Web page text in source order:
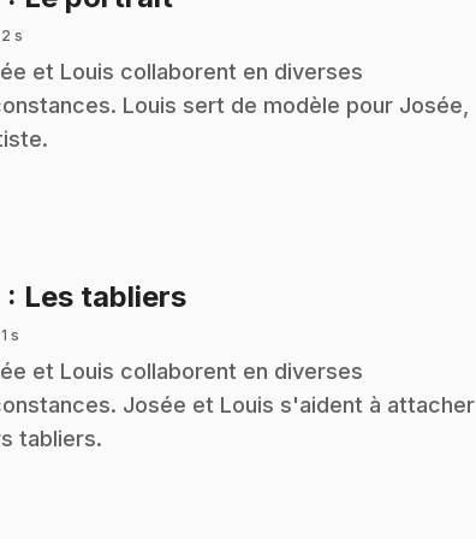
s
et Louis collaborent en diverses
Louis sert de modèle pour Josée,
: Les tabliers.
s
et Louis collaborent en diverses
Josée et Louis s'aident à attacher
tabliers.